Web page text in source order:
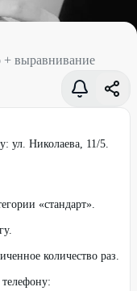
выравнивание со
выравнивание
ул. Николаева, 11/5.
«стандарт».
количество раз.